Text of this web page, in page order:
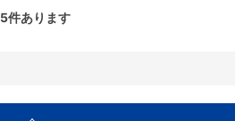
5件あります